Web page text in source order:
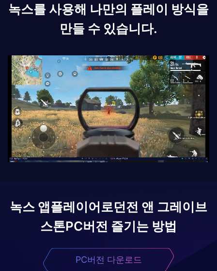
녹스를 사용해 나만의 플레이 방식을
만들 수 있습니다.
녹스 앱플레이어로던전 앤 그레이브
스톤PC버전 즐기는 방법
PC버전 다운로드